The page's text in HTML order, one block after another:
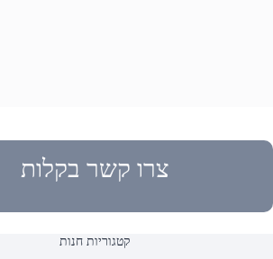
צרו קשר בקלות
קטגוריות חנות